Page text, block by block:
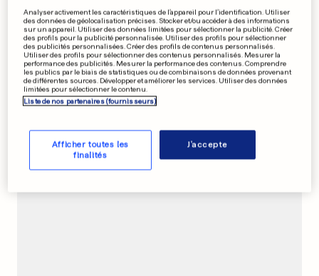
SANTÉ
Pourquoi votre transit
intestinal se met en grève en
vacances
1
Analyser activement les caractéristiques de l’appareil pour l’identification. Utiliser
des données de géolocalisation précises. Stocker et/ou accéder à des informations
sur un appareil. Utiliser des données limitées pour sélectionner la publicité. Créer
des profils pour la publicité personnalisée. Utiliser des profils pour sélectionner
des publicités personnalisées. Créer des profils de contenus personnalisés.
Utiliser des profils pour sélectionner des contenus personnalisés. Mesurer la
performance des publicités. Mesurer la performance des contenus. Comprendre
les publics par le biais de statistiques ou de combinaisons de données provenant
de différentes sources. Développer et améliorer les services. Utiliser des données
limitées pour sélectionner le contenu.
Liste de nos partenaires (fournisseurs)
Afficher toutes les
finalités
J'accepte